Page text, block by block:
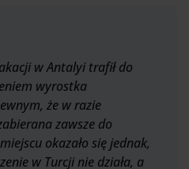
w Antalyi trafił do
wyrostka
że w razie
zawsze do
okazało się jednak,
w Turcji nie działa, a